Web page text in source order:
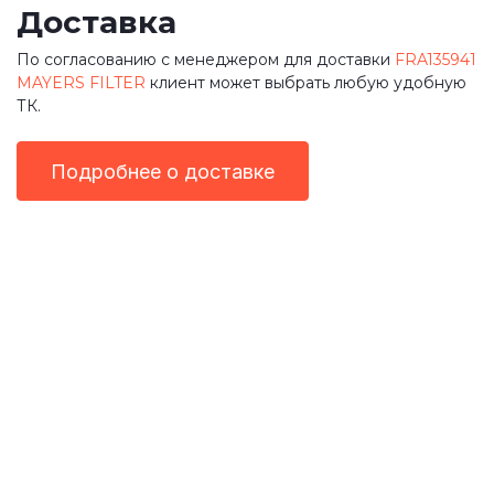
Доставка
По согласованию с менеджером для доставки FRA135941
MAYERS FILTER клиент может выбрать любую удобную
ТК.
Подробнее о доставке